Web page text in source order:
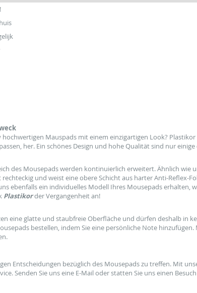
hochwertigen Mauspads mit einem einzigartigen Look? Plastikor
passen, her. Ein schönes Design und hohe Qualitätsind nur einige
des Mousepadswerden kontinuierlich erweitert.Ähnlich wie
rechteckig und weist eine obere Schicht aus harterAnti-Reflex-
ebenfalls ein individuelles Modell Ihres Mousepads erhalten
PlastikorderVergangenheitan!
eine glatte und staubfreieOberfläche und dürfen deshalb in
bestellen , indem Sieeine persönliche Note hinzufügen.
Entscheidungen bezüglich des Mousepads zu treffen. Mit
. Senden Sie uns eine E-Mail oderstatten Sie uns einen